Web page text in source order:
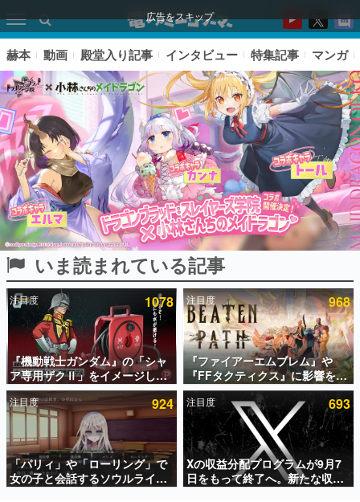
広告をスキップ
ピックアップ
電ファミのいま読まれている記事ランキング
アプリセール情報
インタビュー
連載・特集一覧
殿堂入り記事
SNS拡散数が数千以上！ ページビュー数万以上！ などな
ど。多くの人々に読まれた、電ファミ渾身の“殿堂入り”記
事をまとめました。
赫本 動画 殿堂入り記事 インタビュー 特集記事 マンガ
いま読まれている記事
注目度 1078
『機動戦士ガンダム』の「シャ
ア専用ザクⅡ」をイメージした
散水ホースリールが予約開始。
本体にはシャアのパーソナルマ
ークやジオン公国軍のエンブレ
ム、型式番号などを配置
注目度 968
『ファイアーエムブレム』や
『FFタクティクス』に影響を受
けた新作戦略RPG『Beaten
Path』2027年に発売へ。
PC（Steam）、PS5、Xbox、
Switch向けにリリース予定
注目度 924
「パリィ」や「ローリング」で
女の子と会話するソウルライク
恋愛ゲーム『小早川さんはソウ
注目度 693
Xの収益分配プログラムが9月7
日をもって終了へ。新たな収益
化制度「Original Content